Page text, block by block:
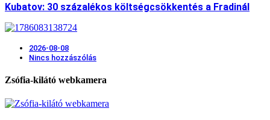
Kubatov: 30 százalékos költségcsökkentés a Fradinál
2026-08-08
Nincs hozzászólás
Zsófia-kilátó webkamera